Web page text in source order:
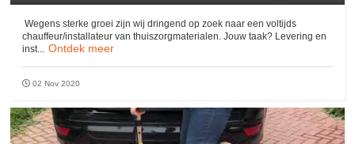
Wegens sterke groei zijn wij dringend op zoek naar een voltijds
chauffeur/installateur van thuiszorgmaterialen. Jouw taak? Levering en
inst... Ontdek meer
02 Nov 2020